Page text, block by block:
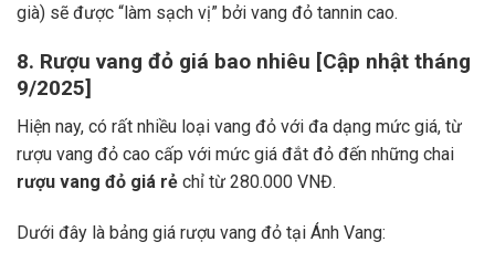
già) sẽ được “làm sạch vị” bởi vang đỏ tannin cao.
8. Rượu vang đỏ giá bao nhiêu [Cập nhật tháng
9/2025]
Hiện nay, có rất nhiều loại vang đỏ với đa dạng mức giá, từ
rượu vang đỏ cao cấp với mức giá đắt đỏ đến những chai
rượu vang đỏ giá rẻ chỉ từ 280.000 VNĐ.
Dưới đây là bảng giá rượu vang đỏ tại Ánh Vang: